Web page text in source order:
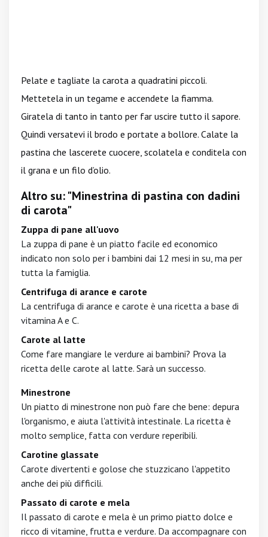
Pelate e tagliate la carota a quadratini piccoli.
Mettetela in un tegame e accendete la fiamma.
Giratela di tanto in tanto per far uscire tutto il sapore.
Quindi versatevi il brodo e portate a bollore. Calate la
pastina che lascerete cuocere, scolatela e conditela con
il grana e un filo d’olio.
Altro su: "Minestrina di pastina con dadini
di carota"
Zuppa di pane all'uovo
La zuppa di pane è un piatto facile ed economico
indicato non solo per i bambini dai 12 mesi in su, ma per
tutta la famiglia.
Centrifuga di arance e carote
La centrifuga di arance e carote è una ricetta a base di
vitamina A e C.
Carote al latte
Come fare mangiare le verdure ai bambini? Prova la
ricetta delle carote al latte. Sarà un successo.
Minestrone
Un piatto di minestrone non può fare che bene: depura
l'organismo, e aiuta l'attività intestinale. La ricetta è
molto semplice, fatta con verdure reperibili.
Carotine glassate
Carote divertenti e golose che stuzzicano l'appetito
anche dei più difficili.
Passato di carote e mela
Il passato di carote e mela è un primo piatto dolce e
ricco di vitamine, frutta e verdure. Da accompagnare con